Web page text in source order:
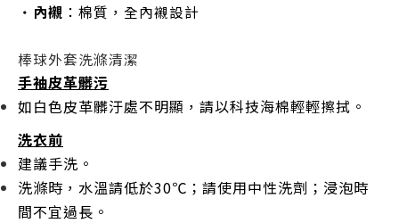
・ 內襯 ：棉質， 全內襯設計
棒球外套洗滌清潔
手袖皮革髒污
如白色皮革髒汙處不明顯，請以科技海棉輕輕擦拭。
洗衣前
建議手洗 。
洗滌時，水溫請低於30℃；請使用中性洗劑；浸泡時
間不宜過長。